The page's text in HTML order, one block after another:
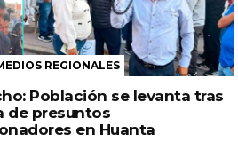
REGIONALES
Población se levanta tras
de presuntos
en Huanta